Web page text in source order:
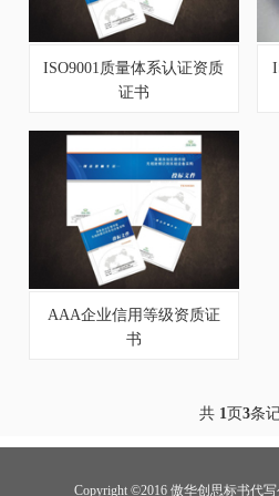
ISO9001质量体系认证资质
证书
AAA企业信用等级资质证
书
共 1页3条
Copyright ©2016 傲华创思标书代